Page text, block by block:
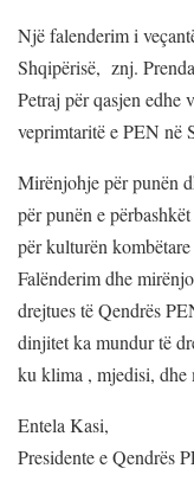
Një falenderim i
Shqipërisë, znj.
Petraj për qasjen edhe
veprimtaritë e PEN në
Mirënjohje për punën
për punën e
për kulturën
Falënderim dhe
drejtues të Qendrës
dinjitet ka mundur të
ku klima , mjedisi, dhe
Entela Kasi,
Presidente e Qendrës